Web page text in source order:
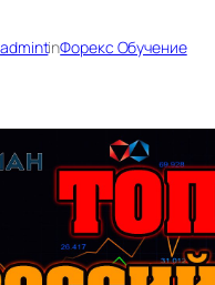
admintinФорекс Обучение